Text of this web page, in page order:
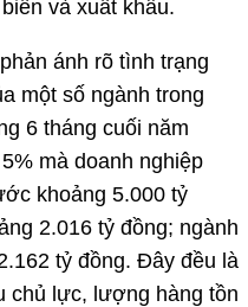
và xuất khẩu.
ánh rõ tình trạng
một số ngành trong
6 tháng cuối năm
mà doanh nghiệp
khoảng 5.000 tỷ
2.016 tỷ đồng; ngành
tỷ đồng. Đây đều là
chủ lực, lượng hàng tồn